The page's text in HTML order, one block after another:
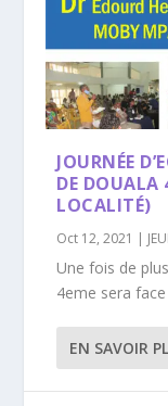
JOURNÉE
DE DOUALA
LOCALITÉ)
Oct 12, 2021 |
Une fois de
4eme sera
EN SAVOIR